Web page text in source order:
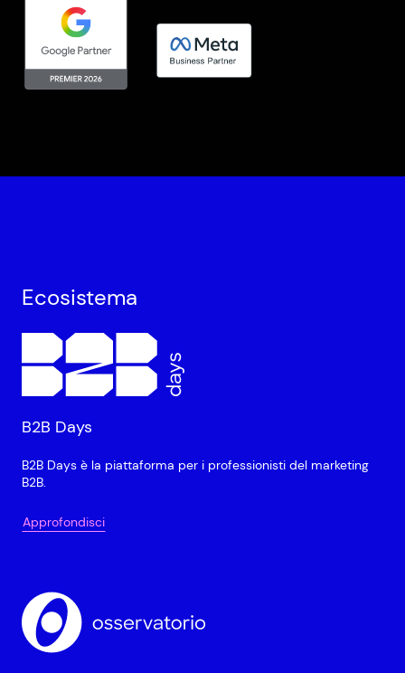
Ecosistema
B2B Days
B2B Days è la piattaforma per i professionisti del marketing
B2B.
Approfondisci